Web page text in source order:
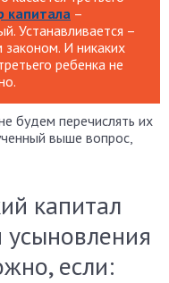
капитала –
Устанавливается –
И никаких
ребенка не
будем перечислять их
выше вопрос,
капитал
если: